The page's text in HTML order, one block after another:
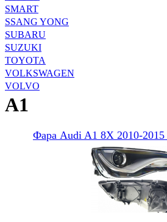
SMART
SSANG YONG
SUBARU
SUZUKI
TOYOTA
VOLKSWAGEN
VOLVO
A1
Фара Audi A1 8X 2010-2015